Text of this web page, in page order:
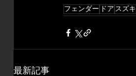
フェンダー ドア スズキ
最新記事